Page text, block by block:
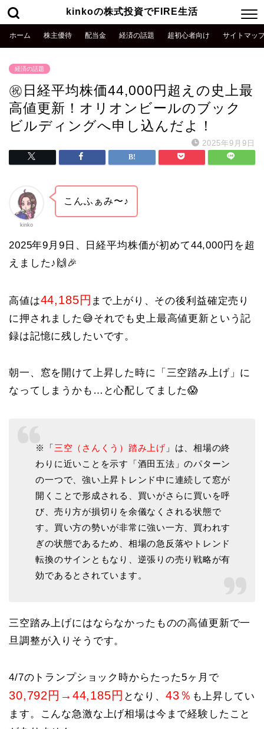
kinkoの株式投資でFIRE生活
ホーム 株主優待 配当金 経済の話題 超初心者向け サイトマッ
経済の話題
㊗️日経平均株価44,000円超えの史上最
高値更新！オリオンビールのブック
ビルディングへ申し込んだよ！
2025年9月9日
kinko
こんふぁみ〜♪
2025年9月9日、日経平均株価が初めて44,000円を超
えました♪🙌🎉
高値は44,185円 まで上がり、その後利益確定売り
に押されました😅それでも史上最高値更新という記
録は記憶に残したいです。
朝一、窓を開けて上昇した時に「三空踏み上げ」に
なってしまうかも…と心配してました😱
※「三空（さんくう）踏み上げ 」は、相場の終
わりに近いことを示す「酒田五法」のパターン
の一つで、強い上昇トレンド中に連続して窓が
開くことで形成される、買いがさらに買いを呼
び、売り方が損切りを余儀なくされる状態で
す。 買い方の勢いが非常に強い一方、買われす
ぎの状態であるため、相場の急反落やトレンド
転換のサインともなり、逆張りの売り戦略が有
効であるとされています。
三空踏み上げにはならなかったものの高値更新で一
旦調整が入りそうです。
4/7のトランプショック時からたった5ヶ月で
30,792円→44,185円 となり、 43％ も上昇してい
ます。こんな急激な上げ相場は今まで経験したこと